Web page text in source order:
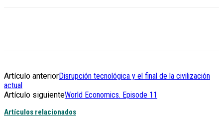
Artículo anteriorDisrupción tecnológica y el final de la civilización
actual
Artículo siguienteWorld Economics. Episode 11
Artículos relacionados